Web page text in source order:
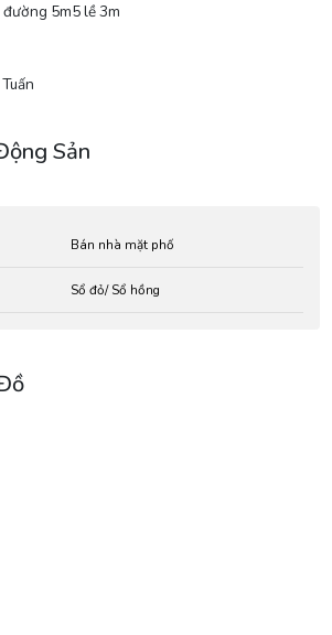
5m5 lề 3m
Sản
Bán nhà mặt phố
Sổ đỏ/ Sổ hồng